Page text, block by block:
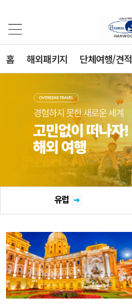
홈 해외패키지 단체여행/견적
유럽